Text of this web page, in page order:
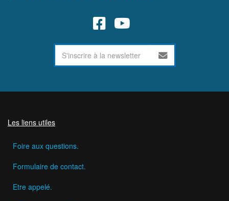
Les liens utiles
Foire aux questions.
Formulaire de contact.
Etre appelé.